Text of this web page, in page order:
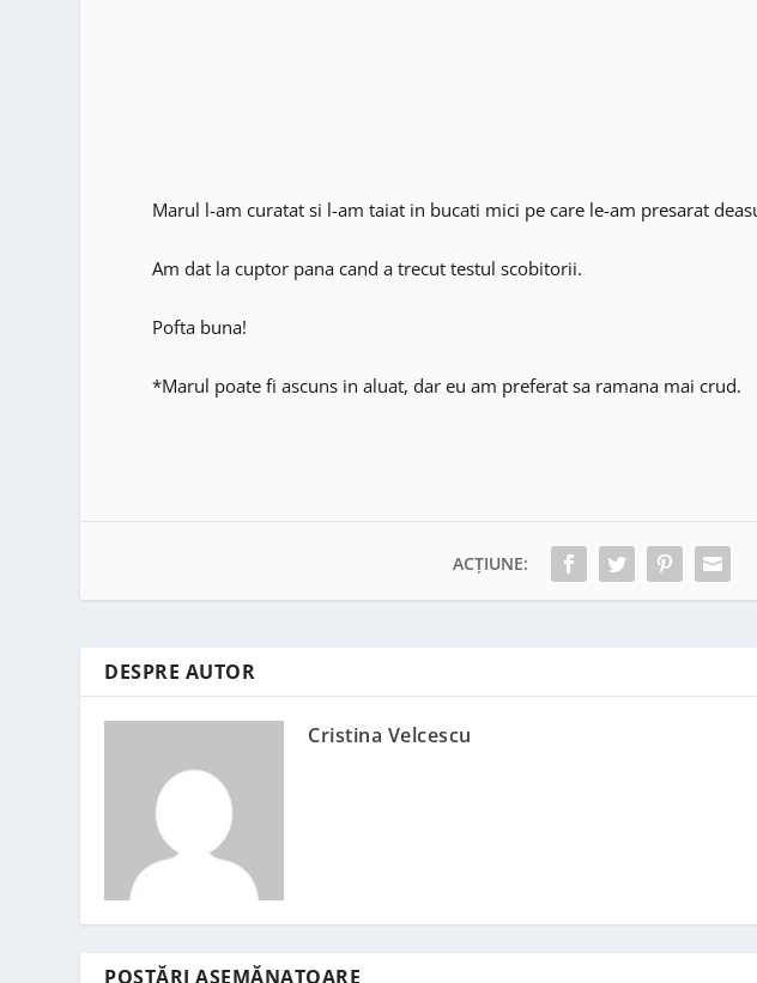
Marul l-am curatat si l-am taiat in bucati mici pe care le-am presarat
Am dat la cuptor pana cand a trecut testul scobitorii.
Pofta buna!
*Marul poate fi ascuns in aluat, dar eu am preferat sa ramana mai crud.
ACȚIUNE:
DESPRE AUTOR
Cristina Velcescu
POSTĂRI ASEMĂNATOARE